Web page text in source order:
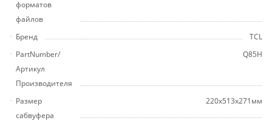
форматов
файлов
Бренд
TCL
PartNumber/
Артикул
Производителя
Q85H
Размер
сабвуфера
220x513x271мм